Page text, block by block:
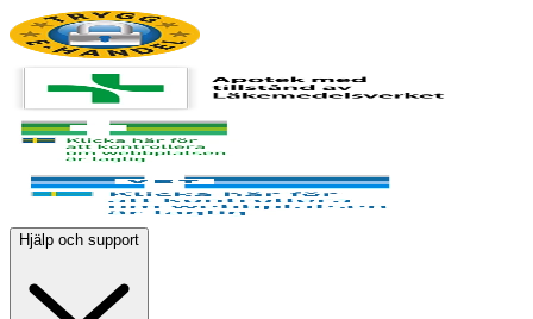
Hjälp och support